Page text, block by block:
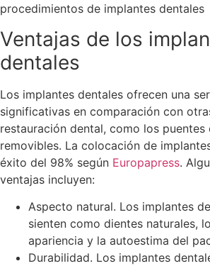
procedimientos de implantes dentales
Ventajas de los
dentales
Los implantes dentales ofrecen una
significativas en comparación con
restauración dental, como los puentes
removibles. La colocación de
éxito del 98% según Europapress.
ventajas incluyen:
Aspecto natural. Los implantes
sienten como dientes naturales,
apariencia y la autoestima del
Durabilidad. Los implantes